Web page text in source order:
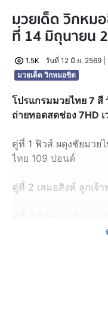
มวยเด็ด วิกหม
ที่ 14 มิถุนายน
1.5K
วันที่ 12 มิ.ย. 2569 |
มวยเด็ด วิกหมอชิต
โปรแกรมมวยไทย 7
ถ่ายทอดสดช่อง 7HD
คู่ที่ 1 ฟิวส์ ผดุงชัยมวย
ไทย 109 ปอนด์
คู่ที่ 2 เสมอสิงห์ ลูกเจ้